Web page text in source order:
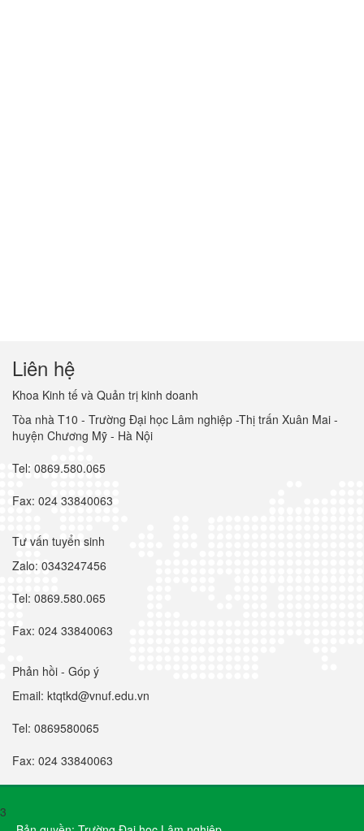
Liên hệ
Khoa Kinh tế và Quản trị kinh doanh
Tòa nhà T10 - Trường Đại học Lâm nghiệp -Thị trấn Xuân Mai -
huyện Chương Mỹ - Hà Nội
Tel: 0869.580.065
Fax: 024 33840063
Tư vấn tuyển sinh
Zalo: 0343247456
Tel: 0869.580.065
Fax: 024 33840063
Phản hồi - Góp ý
Email: ktqtkd@vnuf.edu.vn
Tel: 0869580065
Fax: 024 33840063
3